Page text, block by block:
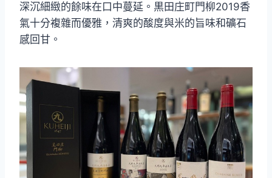
深沉細緻的餘味在口中蔓延。黒田庄町門柳2019香
氣十分複雜而優雅，清爽的酸度與米的旨味和礦石
感回甘。